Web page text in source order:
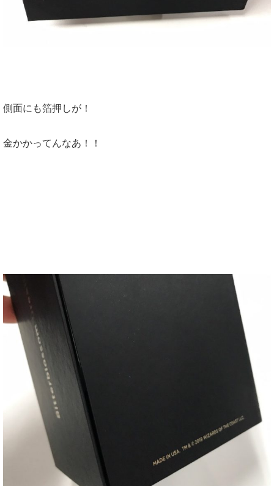
側面にも箔押しが！
金かかってんなあ！！